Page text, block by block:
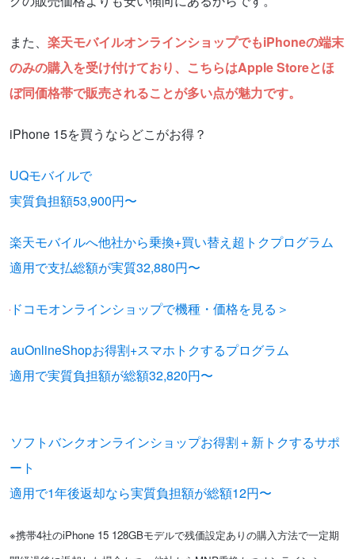
また、 楽天モバイルオンラインショップでもiPhoneの端末
のみの購入を受け付けており、こちらはApple Storeとほ
ぼ同価格帯で販売されることが多い点が魅力です。
iPhone 15を買うならどこがお得？
UQモバイルで
実質負担額53,900円〜
楽天モバイルへ他社から乗換+買い替え超トクプログラム
適用で支払総額が実質32,880円〜
ドコモオンラインショップで機種・価格を見る＞
auOnlineShopお得割+スマホトクするプログラム
適用で実質負担額が総額32,820円〜
ソフトバンクオンラインショップお得割＋新トクするサポ
ート
適用で1年後返却なら実質負担額が総額12円〜
※携帯4社のiPhone 15 128GBモデルで残価設定ありの購入方法で一定期